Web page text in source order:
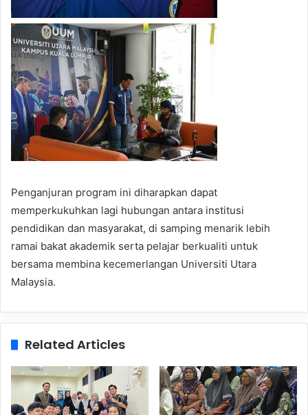
Penganjuran program ini diharapkan dapat
memperkukuhkan lagi hubungan antara institusi
pendidikan dan masyarakat, di samping menarik lebih
ramai bakat akademik serta pelajar berkualiti untuk
bersama membina kecemerlangan Universiti Utara
Malaysia.
Related Articles